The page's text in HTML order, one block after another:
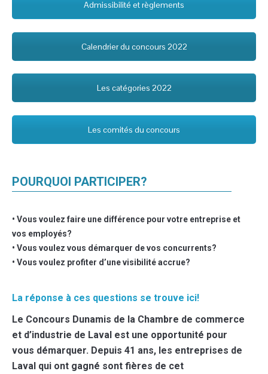
Admissibilité et règlements
Calendrier du concours 2022
Les catégories 2022
Les comités du concours
POURQUOI PARTICIPER?
• Vous voulez faire une différence pour votre entreprise et
vos employés?
• Vous voulez vous démarquer de vos concurrents?
• Vous voulez profiter d’une visibilité accrue?
La réponse à ces questions se trouve ici!
Le Concours Dunamis de la Chambre de commerce
et d’industrie de Laval est une opportunité pour
vous démarquer. Depuis 41 ans, les entreprises de
Laval qui ont gagné sont fières de cet